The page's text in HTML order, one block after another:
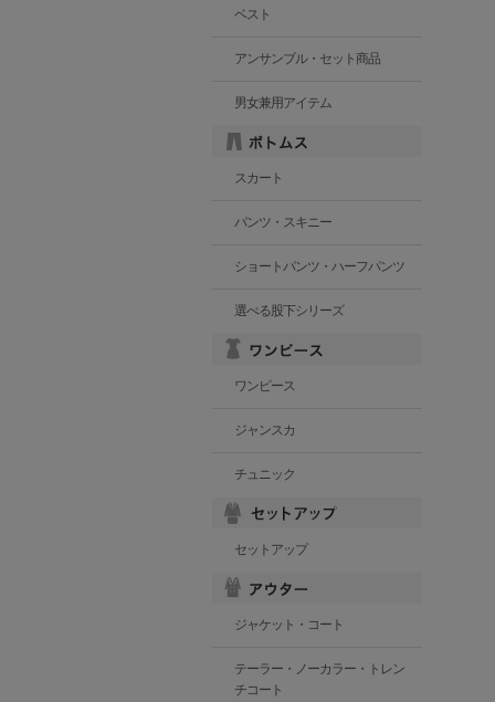
ベスト
アンサンブル・セット商品
男女兼用アイテム
スカート
パンツ・スキニー
ショートパンツ・ハーフパンツ
選べる股下シリーズ
ワンピース
ジャンスカ
チュニック
セットアップ
ジャケット・コート
テーラー・ノーカラー・トレン
チコート